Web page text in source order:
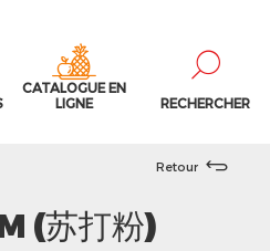
CATALOGUE EN
LIGNE
RECHERCHER
Retour
(苏打粉)